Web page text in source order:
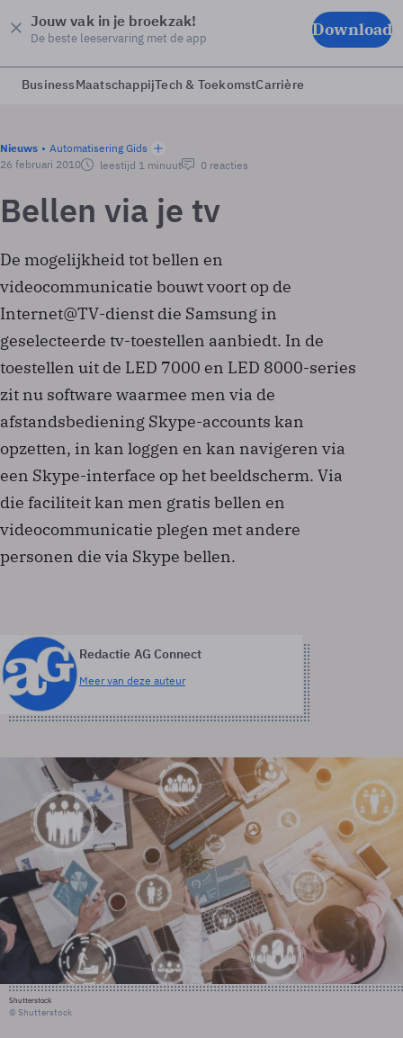
Jouw vak in je broekzak!
De beste leeservaring met de app Download
BusinessMaatschappijTech & ToekomstCarrière
Nieuws
Automatisering Gids
26 februari 2010
leestijd 1 minuut 0 reacties
Bellen via je tv
De mogelijkheid tot bellen en
videocommunicatie bouwt voort op de
Internet@TV-dienst die Samsung in
geselecteerde tv-toestellen aanbiedt. In de
toestellen uit de LED 7000 en LED 8000-series
zit nu software waarmee men via de
afstandsbediening Skype-accounts kan
opzetten, in kan loggen en kan navigeren via
een Skype-interface op het beeldscherm. Via
die faciliteit kan men gratis bellen en
videocommunicatie plegen met andere
personen die via Skype bellen.
Redactie AG Connect
Meer van deze auteur
Shutterstock
© Shutterstock